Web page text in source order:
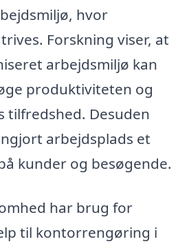
hvor
Forskning viser, at
arbejdsmiljø kan
produktiviteten og
tilfredshed. Desuden
arbejdsplads et
kunder og besøgende.
har brug for
til kontorrengøring i